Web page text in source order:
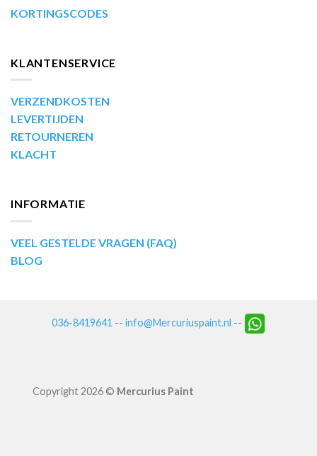
KORTINGSCODES
KLANTENSERVICE
VERZENDKOSTEN
LEVERTIJDEN
RETOURNEREN
KLACHT
INFORMATIE
VEEL GESTELDE VRAGEN (FAQ)
BLOG
036-8419641 -- info@Mercuriuspaint.nl --
Copyright 2026 © Mercurius Paint